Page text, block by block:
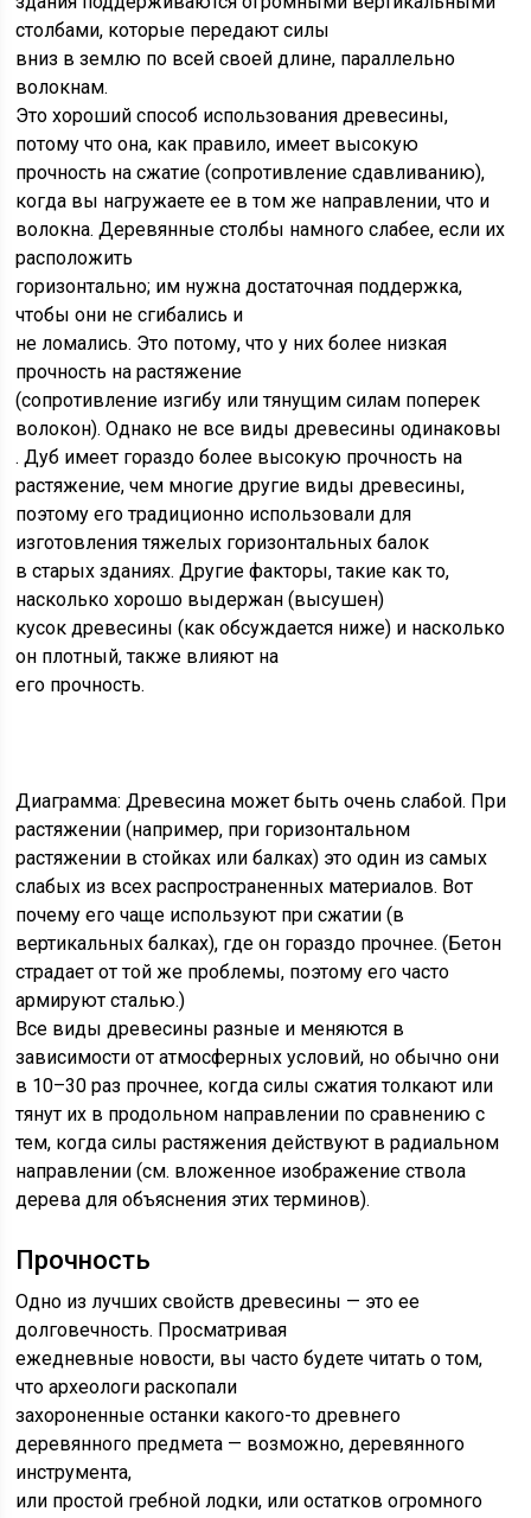
столбами, которые передают силы
вниз в землю по всей своей длине, параллельно
волокнам.
Это хороший способ использования древесины,
потому что она, как правило, имеет высокую
прочность на сжатие (сопротивление сдавливанию),
когда вы нагружаете ее в том же направлении, что и
волокна. Деревянные столбы намного слабее, если их
расположить
горизонтально; им нужна достаточная поддержка,
чтобы они не сгибались и
не ломались. Это потому, что у них более низкая
прочность на растяжение
(сопротивление изгибу или тянущим силам поперек
волокон). Однако не все виды древесины одинаковы
. Дуб имеет гораздо более высокую прочность на
растяжение, чем многие другие виды древесины,
поэтому его традиционно использовали для
изготовления тяжелых горизонтальных балок
в старых зданиях. Другие факторы, такие как то,
насколько хорошо выдержан (высушен)
кусок древесины (как обсуждается ниже) и насколько
он плотный, также влияют на
его прочность.
Диаграмма: Древесина может быть очень слабой. При
растяжении (например, при горизонтальном
растяжении в стойках или балках) это один из самых
слабых из всех распространенных материалов. Вот
почему его чаще используют при сжатии (в
вертикальных балках), где он гораздо прочнее. (Бетон
страдает от той же проблемы, поэтому его часто
армируют сталью.)
Все виды древесины разные и меняются в
зависимости от атмосферных условий, но обычно они
в 10–30 раз прочнее, когда силы сжатия толкают или
тянут их в продольном направлении по сравнению с
тем, когда силы растяжения действуют в радиальном
направлении (см. вложенное изображение ствола
дерева для объяснения этих терминов).
Прочность
Одно из лучших свойств древесины — это ее
долговечность. Просматривая
ежедневные новости, вы часто будете читать о том,
что археологи раскопали
захороненные останки какого-то древнего
деревянного предмета — возможно, деревянного
инструмента,
или простой гребной лодки, или остатков огромного